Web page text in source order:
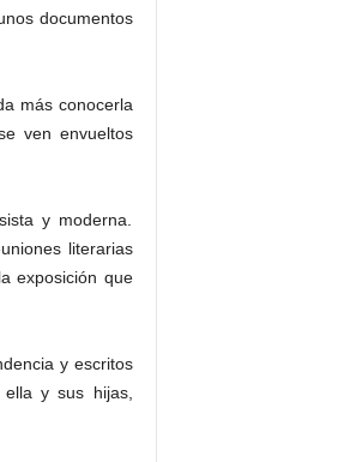
documentos
más conocerla
ven envueltos
y moderna.
literarias
exposición que
y escritos
y sus hijas,